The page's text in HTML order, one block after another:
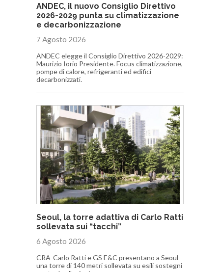
ANDEC, il nuovo Consiglio Direttivo
2026-2029 punta su climatizzazione
e decarbonizzazione
7 Agosto 2026
ANDEC elegge il Consiglio Direttivo 2026-2029:
Maurizio Iorio Presidente. Focus climatizzazione,
pompe di calore, refrigeranti ed edifici
decarbonizzati.
Seoul, la torre adattiva di Carlo Ratti
sollevata sui “tacchi”
6 Agosto 2026
CRA-Carlo Ratti e GS E&C presentano a Seoul
una torre di 140 metri sollevata su esili sostegni